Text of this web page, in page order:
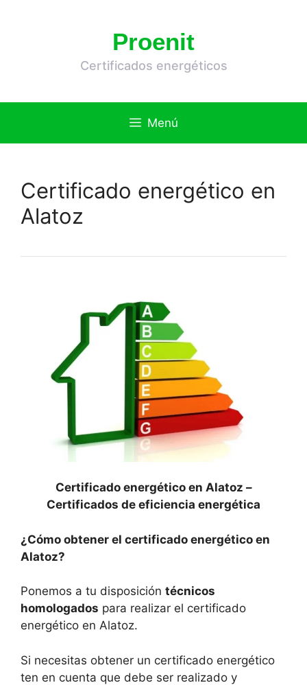
Proenit
Certificados energéticos
Menú
Certificado energético en
Alatoz
Certificado energético en Alatoz –
Certificados de eficiencia energética
¿Cómo obtener el certificado energético en
Alatoz?
Ponemos a tu disposición técnicos
homologados para realizar el certificado
energético en Alatoz.
Si necesitas obtener un certificado energético
ten en cuenta que debe ser realizado y